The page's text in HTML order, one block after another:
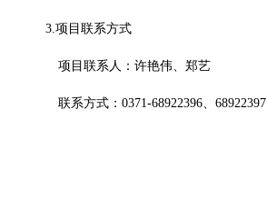
3.项目联系方式
项目联系人：许艳伟、郑艺
联系方式： 0371-68922396、68922397